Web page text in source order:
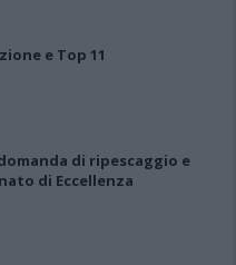
e Top 11
di ripescaggio e
di Eccellenza